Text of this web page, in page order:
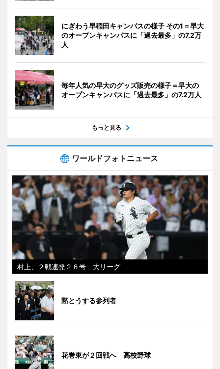
にぎわう早稲田キャンパスの様子 その1＝早大
のオープンキャンパスに「過去最多」の7.2万
人
毎年人気の早大のグッズ販売の様子＝早大の
オープンキャンパスに「過去最多」の7.2万人
もっと見る
ワールドフォトニュース
村上、２戦連発２６号 大リーグ
黙とうする参列者
花巻東が２回戦へ 高校野球